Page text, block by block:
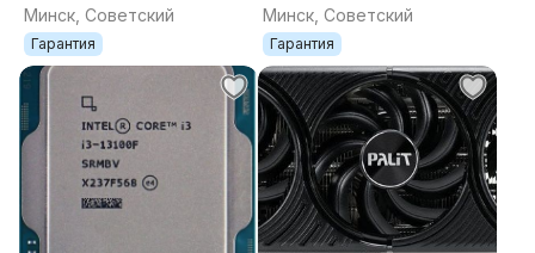
Минск, Советский
Гарантия
Минск, Советский
Гарантия